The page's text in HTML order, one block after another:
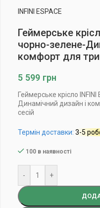
INFINI ESPACE
Геймерське
чорно-зелене-
комфорт для
5 599 грн
Геймерське крісло
Динамічний дизайн і
сесій
Термін доставки: 3-5
100 в наявності
- +